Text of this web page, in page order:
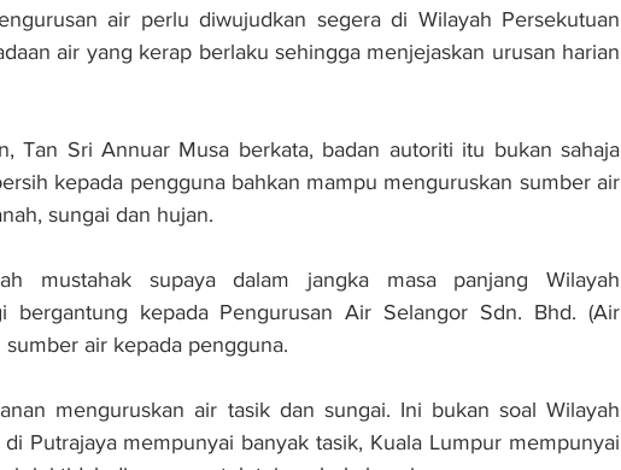
air perlu diwujudkan segera di Wilayah Persekutuan
air yang kerap berlaku sehingga menjejaskan urusan harian
Tan Sri Annuar Musa berkata, badan autoriti itu bukan sahaja
kepada pengguna bahkan mampu menguruskan sumber air
sungai dan hujan.
mustahak supaya dalam jangka masa panjang Wilayah
bergantung kepada Pengurusan Air Selangor Sdn. Bhd. (Air
air kepada pengguna.
menguruskan air tasik dan sungai. Ini bukan soal Wilayah
Putrajaya mempunyai banyak tasik, Kuala Lumpur mempunyai